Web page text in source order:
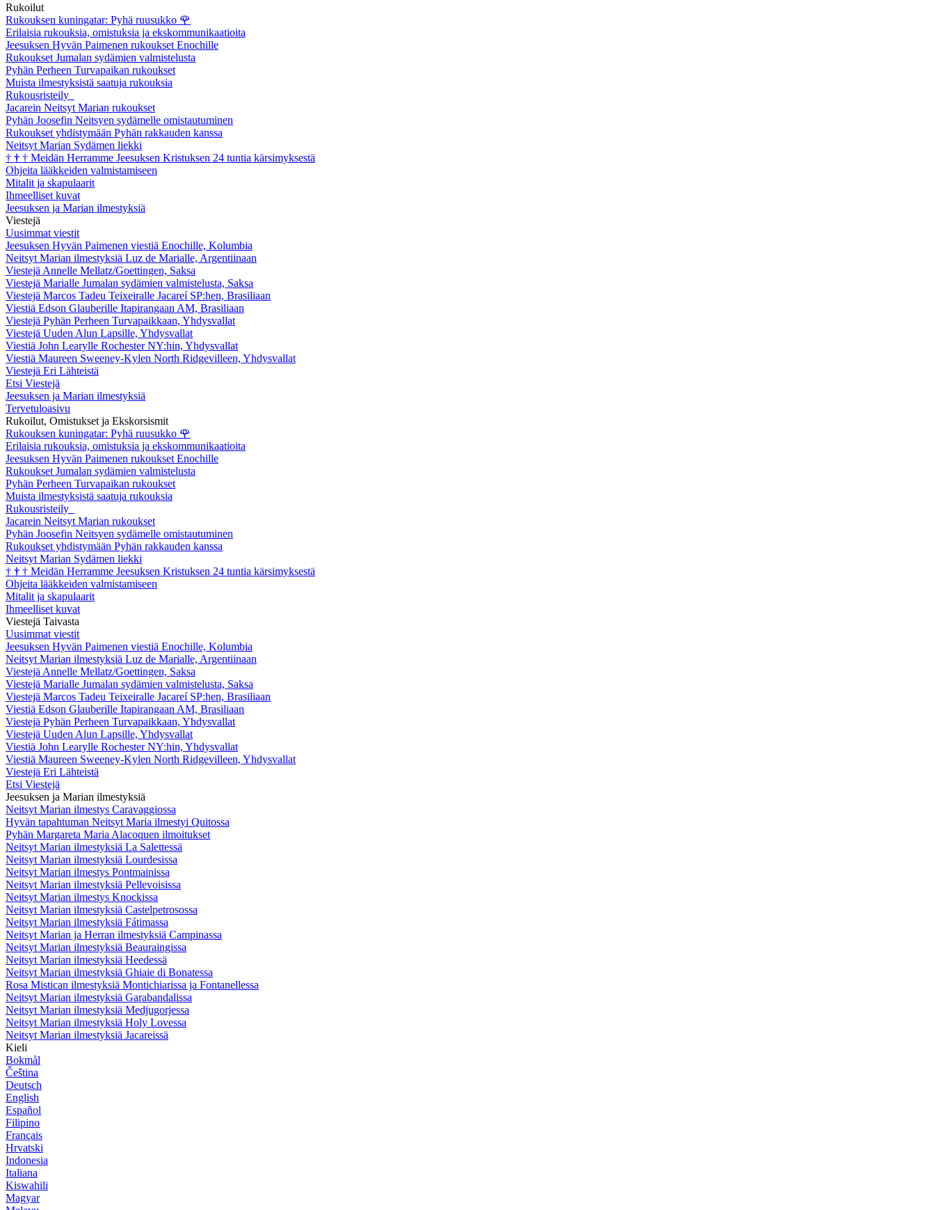
Rukoilut
Rukouksen kuningatar: Pyhä ruusukko 🌹
Erilaisia rukouksia, omistuksia ja ekskommunikaatioita
Jeesuksen Hyvän Paimenen rukoukset Enochille
Rukoukset Jumalan sydämien valmistelusta
Pyhän Perheen Turvapaikan rukoukset
Muista ilmestyksistä saatuja rukouksia
Rukousristeily
Jacarein Neitsyt Marian rukoukset
Pyhän Joosefin Neitsyen sydämelle omistautuminen
Rukoukset yhdistymään Pyhän rakkauden kanssa
Neitsyt Marian Sydämen liekki
† † † Meidän Herramme Jeesuksen Kristuksen 24 tuntia kärsimyksestä
Ohjeita lääkkeiden valmistamiseen
Mitalit ja skapulaarit
Ihmeelliset kuvat
Jeesuksen ja Marian ilmestyksiä
Viestejä
Uusimmat viestit
Jeesuksen Hyvän Paimenen viestiä Enochille, Kolumbia
Neitsyt Marian ilmestyksiä Luz de Marialle, Argentiinaan
Viestejä Annelle Mellatz/Goettingen, Saksa
Viestejä Marialle Jumalan sydämien valmistelusta, Saksa
Viestejä Marcos Tadeu Teixeiralle Jacareí SP:hen, Brasiliaan
Viestiä Edson Glauberille Itapirangaan AM, Brasiliaan
Viestejä Pyhän Perheen Turvapaikkaan, Yhdysvallat
Viestejä Uuden Alun Lapsille, Yhdysvallat
Viestiä John Learylle Rochester NY:hin, Yhdysvallat
Viestiä Maureen Sweeney-Kylen North Ridgevilleen, Yhdysvallat
Viestejä Eri Lähteistä
Etsi Viestejä
Jeesuksen ja Marian ilmestyksiä
Tervetuloasivu
Rukoilut, Omistukset ja Ekskorsismit
Rukouksen kuningatar: Pyhä ruusukko 🌹
Erilaisia rukouksia, omistuksia ja ekskommunikaatioita
Jeesuksen Hyvän Paimenen rukoukset Enochille
Rukoukset Jumalan sydämien valmistelusta
Pyhän Perheen Turvapaikan rukoukset
Muista ilmestyksistä saatuja rukouksia
Rukousristeily
Jacarein Neitsyt Marian rukoukset
Pyhän Joosefin Neitsyen sydämelle omistautuminen
Rukoukset yhdistymään Pyhän rakkauden kanssa
Neitsyt Marian Sydämen liekki
† † † Meidän Herramme Jeesuksen Kristuksen 24 tuntia kärsimyksestä
Ohjeita lääkkeiden valmistamiseen
Mitalit ja skapulaarit
Ihmeelliset kuvat
Viestejä Taivasta
Uusimmat viestit
Jeesuksen Hyvän Paimenen viestiä Enochille, Kolumbia
Neitsyt Marian ilmestyksiä Luz de Marialle, Argentiinaan
Viestejä Annelle Mellatz/Goettingen, Saksa
Viestejä Marialle Jumalan sydämien valmistelusta, Saksa
Viestejä Marcos Tadeu Teixeiralle Jacareí SP:hen, Brasiliaan
Viestiä Edson Glauberille Itapirangaan AM, Brasiliaan
Viestejä Pyhän Perheen Turvapaikkaan, Yhdysvallat
Viestejä Uuden Alun Lapsille, Yhdysvallat
Viestiä John Learylle Rochester NY:hin, Yhdysvallat
Viestiä Maureen Sweeney-Kylen North Ridgevilleen, Yhdysvallat
Viestejä Eri Lähteistä
Etsi Viestejä
Jeesuksen ja Marian ilmestyksiä
Neitsyt Marian ilmestys Caravaggiossa
Hyvän tapahtuman Neitsyt Maria ilmestyi Quitossa
Pyhän Margareta Maria Alacoquen ilmoitukset
Neitsyt Marian ilmestyksiä La Salettessä
Neitsyt Marian ilmestyksiä Lourdesissa
Neitsyt Marian ilmestys Pontmainissa
Neitsyt Marian ilmestyksiä Pellevoisissa
Neitsyt Marian ilmestys Knockissa
Neitsyt Marian ilmestyksiä Castelpetrosossa
Neitsyt Marian ilmestyksiä Fátimassa
Neitsyt Marian ja Herran ilmestyksiä Campinassa
Neitsyt Marian ilmestyksiä Beauraingissa
Neitsyt Marian ilmestyksiä Heedessä
Neitsyt Marian ilmestyksiä Ghiaie di Bonatessa
Rosa Mistican ilmestyksiä Montichiarissa ja Fontanellessa
Neitsyt Marian ilmestyksiä Garabandalissa
Neitsyt Marian ilmestyksiä Medjugorjessa
Neitsyt Marian ilmestyksiä Holy Lovessa
Neitsyt Marian ilmestyksiä Jacareissä
Kieli
Bokmål
Čeština
Deutsch
English
Español
Filipino
Français
Hrvatski
Indonesia
Italiana
Kiswahili
Magyar